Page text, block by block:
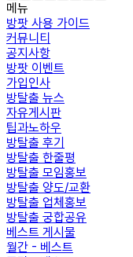
메뉴
방팟 사용 가이드
커뮤니티
공지사항
방팟 이벤트
가입인사
방탈출 뉴스
자유게시판
팁과노하우
방탈출 후기
방탈출 한줄평
방탈출 모임홍보
방탈출 양도/교환
방탈출 업체홍보
방탈출 궁합공유
베스트 게시물
월간 - 베스트